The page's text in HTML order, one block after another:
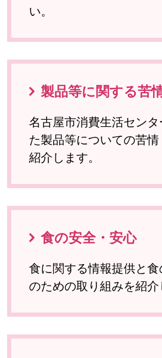
い。
製品等に関する苦
名古屋市消費生活セン
た製品等についての苦
紹介します。
食の安全・安心
食に関する情報提供と
のための取り組みを紹介